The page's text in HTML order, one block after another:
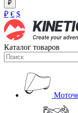
₽
₽ € $
Каталог товаров